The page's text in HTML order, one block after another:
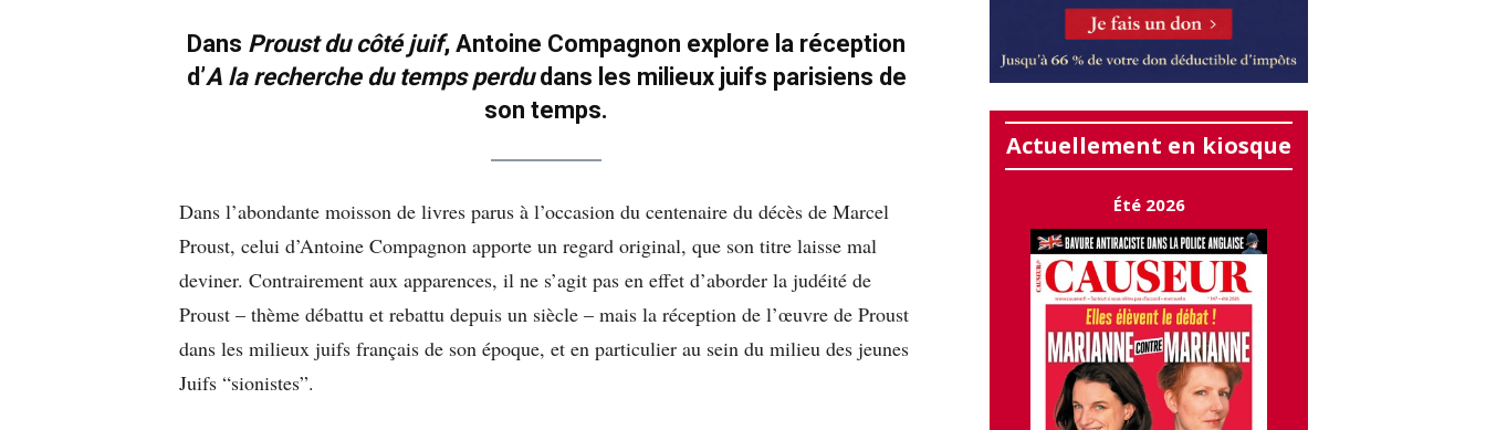
Dans Proust du côté juif, Antoine Compagnon explore la réception
d’A la recherche du temps perdudans les milieux juifs parisiens de
son temps.
Dans l’abondante moisson de livres parus à l’occasion du centenaire du décès de Marcel
Proust, celui d’Antoine Compagnon apporte un regard original, que son titre laisse mal
deviner. Contrairement aux apparences, il ne s’agit pas en effet d’aborder la judéité de
Proust – thème débattu et rebattu depuis un siècle – mais la réception de l’œuvre de Proust
dans les milieux juifs français de son époque, et en particulier au sein du milieu des jeunes
Juifs “sionistes”.
Actuellement en kiosque
Été 2026